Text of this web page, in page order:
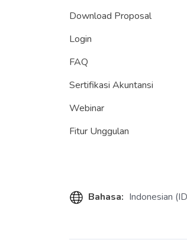
Download Proposal
Login
FAQ
Sertifikasi Akuntansi
Webinar
Fitur Unggulan
Bahasa: Indonesian